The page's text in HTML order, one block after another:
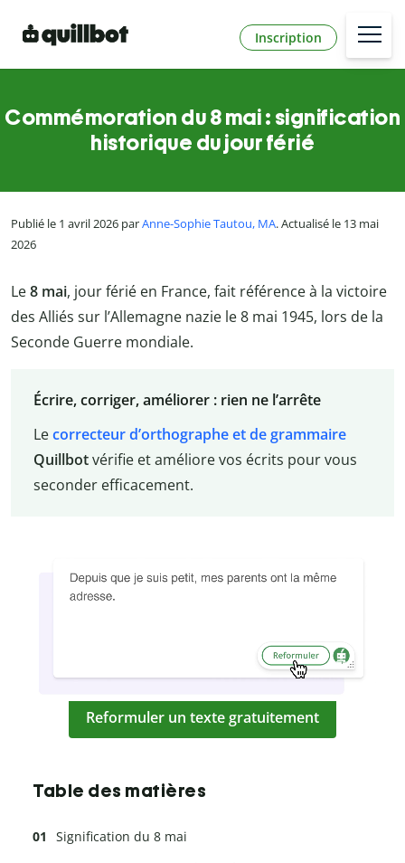
Inscription
Commémoration du 8 mai : signification
historique du jour férié
Publié le 1 avril 2026 parAnne-Sophie Tautou, MA. Actualisé le 13 mai
2026
Le8 mai, jour férié en France, fait référence à la victoire
des Alliés sur l’Allemagne nazie le 8 mai 1945, lors de la
Seconde Guerre mondiale.
Écrire, corriger, améliorer : rien ne l’arrête
Lecorrecteur d’orthographe et de grammaire
Quillbotvérifie et améliore vos écrits pour vous
seconder efficacement.
Reformuler un texte gratuitement
Table des matières
Signification du 8 mai